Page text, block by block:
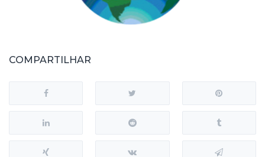
COMPARTILHAR